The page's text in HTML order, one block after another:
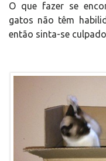
O que fazer se
gatos não têm
então sinta-se